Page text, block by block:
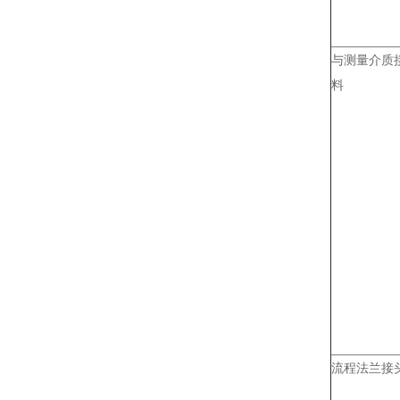
与测量介质
料
流程法兰接